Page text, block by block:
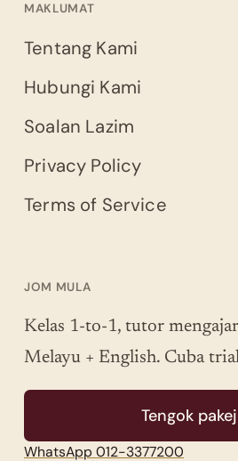
MAKLUMAT
Tentang Kami
Hubungi Kami
Soalan Lazim
Privacy Policy
Terms of Service
JOM MULA
Kelas 1-to-1, tutor
Melayu + English. Cuba
Tengok
WhatsApp 012-3377200